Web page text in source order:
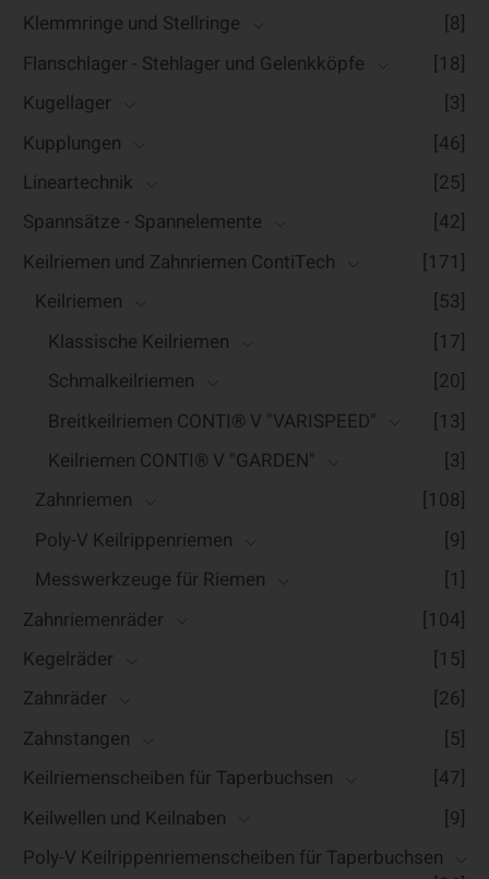
Klemmringe und Stellringe
[8]
Flanschlager - Stehlager und Gelenkköpfe
[18]
Kugellager
[3]
Kupplungen
[46]
Lineartechnik
[25]
Spannsätze - Spannelemente
[42]
Keilriemen und Zahnriemen ContiTech
[171]
Keilriemen
[53]
Klassische Keilriemen
[17]
Schmalkeilriemen
[20]
Breitkeilriemen CONTI® V "VARISPEED"
[13]
Keilriemen CONTI® V "GARDEN"
[3]
Zahnriemen
[108]
Poly-V Keilrippenriemen
[9]
Messwerkzeuge für Riemen
[1]
Zahnriemenräder
[104]
Kegelräder
[15]
Zahnräder
[26]
Zahnstangen
[5]
Keilriemenscheiben für Taperbuchsen
[47]
Keilwellen und Keilnaben
[9]
Poly-V Keilrippenriemenscheiben für Taperbuchsen